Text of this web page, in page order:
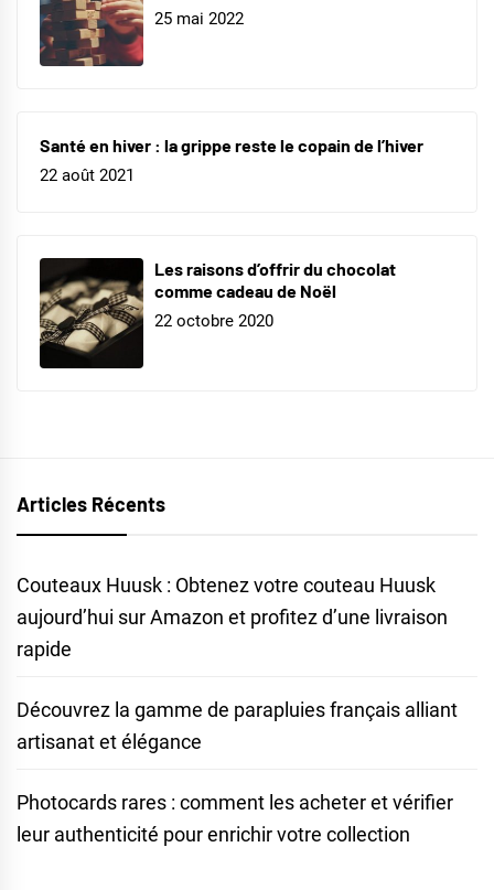
25 mai 2022
Santé en hiver : la grippe reste le copain de l’hiver
22 août 2021
Les raisons d’offrir du chocolat
comme cadeau de Noël
22 octobre 2020
Articles Récents
Couteaux Huusk : Obtenez votre couteau Huusk
aujourd’hui sur Amazon et profitez d’une livraison
rapide
Découvrez la gamme de parapluies français alliant
artisanat et élégance
Photocards rares : comment les acheter et vérifier
leur authenticité pour enrichir votre collection